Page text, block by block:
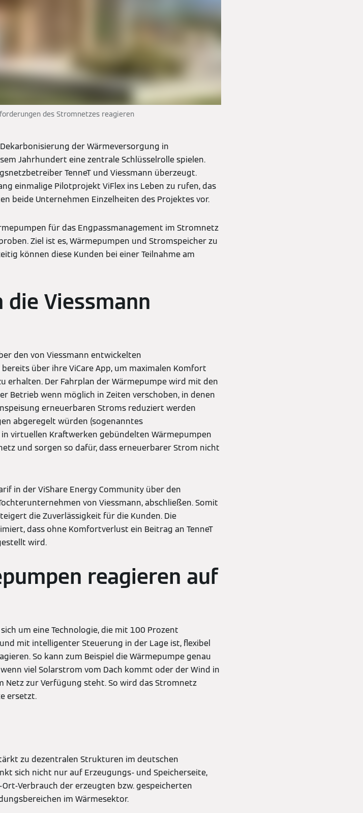
des Stromnetzes reagieren
der Wärmeversorgung in
Jahrhundert eine zentrale Schlüsselrolle spielen.
TenneT und Viessmann überzeugt.
einmalige Pilotprojekt ViFlex ins Leben zu rufen, das
beide Unternehmen Einzelheiten des Projektes vor.
für das Engpassmanagement im Stromnetz
Ziel ist es, Wärmepumpen und Stromspeicher zu
können diese Kunden bei einer Teilnahme am
Viessmann
den von Viessmann entwickelten
über ihre ViCare App, um maximalen Komfort
erhalten. Der Fahrplan der Wärmepumpe wird mit den
Betrieb wenn möglich in Zeiten verschoben, in denen
erneuerbaren Stroms reduziert werden
abgeregelt würden (sogenanntes
virtuellen Kraftwerken gebündelten Wärmepumpen
und sorgen so dafür, dass erneuerbarer Strom nicht
in der ViShare Energy Community über den
von Viessmann, abschließen. Somit
die Zuverlässigkeit für die Kunden. Die
dass ohne Komfortverlust ein Beitrag an TenneT
wird.
reagieren auf
um eine Technologie, die mit 100 Prozent
mit intelligenter Steuerung in der Lage ist, flexibel
So kann zum Beispiel die Wärmepumpe genau
viel Solarstrom vom Dach kommt oder der Wind in
zur Verfügung steht. So wird das Stromnetz
ersetzt.
zu dezentralen Strukturen im deutschen
sich nicht nur auf Erzeugungs- und Speicherseite,
Verbrauch der erzeugten bzw. gespeicherten
im Wärmesektor.